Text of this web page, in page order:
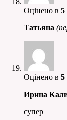
Оцінено в 5
Татьяна
Оцінено в 5
Ирина
супер